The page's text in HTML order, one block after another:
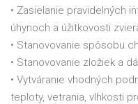
• Zasielanie pravidelných
úhynoch a úžitkovosti
• Stanovovanie spôsobu
• Stanovovanie zložiek a
• Vytváranie vhodných
teploty, vetrania, vlhkosti